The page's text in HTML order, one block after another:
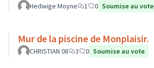
Hedwige Moyne 1 0 Soumise au vote
Mur de la piscine de Monplaisir.
CHRISTIAN 08 3 0 Soumise au vote